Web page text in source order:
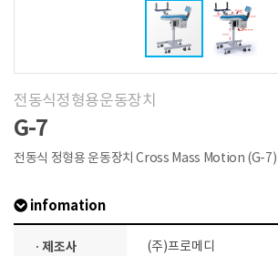
전동식정형용운동장치
G-7
전동식 정형용 운동장치 Cross Mass Motion (G-7)
infomation
· 제조사 (주)프로메디